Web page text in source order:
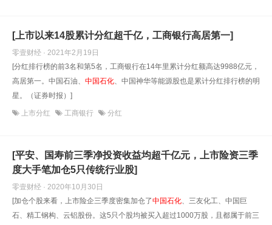
[上市以来14股累计分红超千亿，工商银行高居第一]
零壹财经 · 2021年2月19日
[分红排行榜的前3名和第5名，工商银行在14年里累计分红额高达9988亿元，
高居第一。中国石油、 中国石化、中国神华等能源股也是累计分红排行榜的明
星。（证券时报）]
上市分红 工商银行 分红
[平安、国寿前三季净投资收益均超千亿元，上市险资三季
度大手笔加仓5只传统行业股]
零壹财经 · 2020年10月30日
[加仓个股来看，上市险企三季度密集加仓了中国石化、三友化工、中国巨
石、精工钢构、云铝股份。这5只个股均被买入超过1000万股，且都属于前三